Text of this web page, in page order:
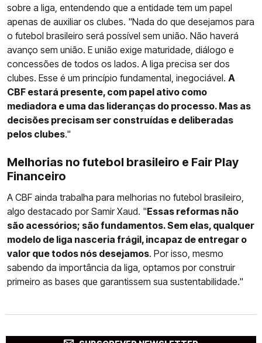
sobre a liga, entendendo que a entidade tem um papel
apenas de auxiliar os clubes. "Nada do que desejamos para
o futebol brasileiro será possível sem união. Não haverá
avanço sem união. E união exige maturidade, diálogo e
concessões de todos os lados. A liga precisa ser dos
clubes. Esse é um princípio fundamental, inegociável. A
CBF estará presente, com papel ativo como
mediadora e uma das lideranças do processo. Mas as
decisões precisam ser construídas e deliberadas
pelos clubes."
Melhorias no futebol brasileiro e Fair Play
Financeiro
A CBF ainda trabalha para melhorias no futebol brasileiro,
algo destacado por Samir Xaud. "Essas reformas não
são acessórios; são fundamentos. Sem elas, qualquer
modelo de liga nasceria frágil, incapaz de entregar o
valor que todos nós desejamos. Por isso, mesmo
sabendo da importância da liga, optamos por construir
primeiro as bases que garantissem sua sustentabilidade."